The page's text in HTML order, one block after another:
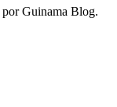
por Guinama Blog.